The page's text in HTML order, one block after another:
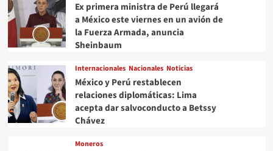
Ex primera ministra de Perú llegará
a México este viernes en un avión de
la Fuerza Armada, anuncia
Sheinbaum
Internacionales Nacionales Noticias
México y Perú restablecen
relaciones diplomáticas: Lima
acepta dar salvoconducto a Betssy
Chávez
Moneros